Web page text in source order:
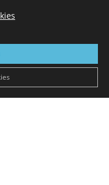
mais de 90 anos de
de 40.000 leitores por
em Portugal
online.